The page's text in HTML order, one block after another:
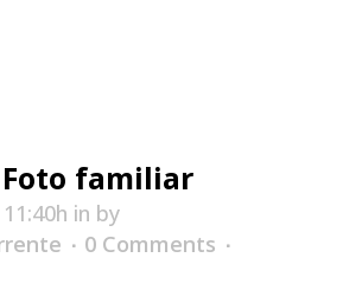
Foto familiar
in by
0 Comments